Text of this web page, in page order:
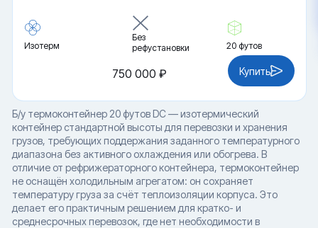
Изотерм
Без
рефустановки
20 футов
750 000 ₽ Купить
Б/у термоконтейнер 20 футов DC — изотермический
контейнер стандартной высоты для перевозки и хранения
грузов, требующих поддержания заданного температурного
диапазона без активного охлаждения или обогрева. В
отличие от рефрижераторного контейнера, термоконтейнер
не оснащён холодильным агрегатом: он сохраняет
температуру груза за счёт теплоизоляции корпуса. Это
делает его практичным решением для кратко- и
среднесрочных перевозок, где нет необходимости в